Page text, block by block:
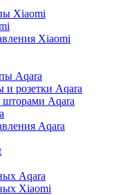
Xiaomi
Xiaomi
Aqara
и розетки Aqara
шторами Aqara
Aqara
Aqara
Xiaomi